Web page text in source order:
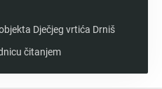
Dječjeg vrtića Drniš
čitanjem